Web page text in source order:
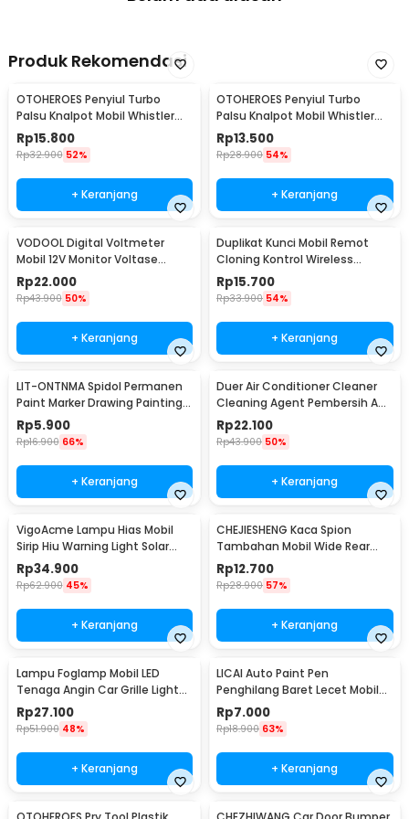
Produk Rekomendasi
OTOHEROES Penyiul Turbo
Palsu Knalpot Mobil Whistler
1000-2400cc L - TUR007
Rp15.800
Rp32.900 52%
+ Keranjang
OTOHEROES Penyiul Turbo
Palsu Knalpot Mobil Whistler
1000-1800cc M 1.6-2.0 - TUR007
Rp13.500
Rp28.900 54%
+ Keranjang
VODOOL Digital Voltmeter
Mobil 12V Monitor Voltase
Baterai LED Display - QY836
Rp22.000
Rp43.900 50%
+ Keranjang
Duplikat Kunci Mobil Remot
Cloning Kontrol Wireless
433.92MHz 1 PCS - WE32
Rp15.700
Rp33.900 54%
+ Keranjang
LIT-ONTNMA Spidol Permanen
Paint Marker Drawing Painting
Oil Base - MP-01
Rp5.900
Rp16.900 66%
+ Keranjang
Duer Air Conditioner Cleaner
Cleaning Agent Pembersih AC
Rumah 500ml - QUY1640
Rp22.100
Rp43.900 50%
+ Keranjang
VigoAcme Lampu Hias Mobil
Sirip Hiu Warning Light Solar
Energy 8 LED - FZWJSD
Rp34.900
Rp62.900 45%
+ Keranjang
CHEJIESHENG Kaca Spion
Tambahan Mobil Wide Rear
View Anti Blind Spot - SY-080
Rp12.700
Rp28.900 57%
+ Keranjang
Lampu Foglamp Mobil LED
Tenaga Angin Car Grille Light
Wind Power 2 PCS - XY044
Rp27.100
Rp51.900 48%
+ Keranjang
LICAI Auto Paint Pen
Penghilang Baret Lecet Mobil
Scratch Removal 12ml
Rp7.000
Rp18.900 63%
+ Keranjang